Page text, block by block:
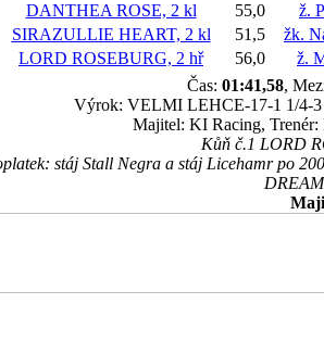
DANTHEA ROSE, 2 kl 55,0
ž.
SIRAZULLIE HEART, 2 kl 51,5
žk.
LORD ROSEBURG, 2 hř 56,0
ž.
Čas: 01:41,58,
Výrok: VELMI LEHCE-17-1 1/4-3
Majitel: KI Racing,
Kůň č.1 LORD
stáj Stall Negra a stáj Licehamr po